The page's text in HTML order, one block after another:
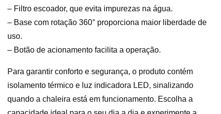
– Filtro escoador, que evita impurezas na água.
– Base com rotação 360° proporciona maior liberdade de
uso.
– Botão de acionamento facilita a operação.
Para garantir conforto e segurança, o produto contém
isolamento térmico e luz indicadora LED, sinalizando
quando a chaleira está em funcionamento. Escolha a